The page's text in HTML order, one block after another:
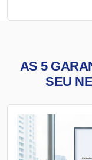
AS 5
SEU